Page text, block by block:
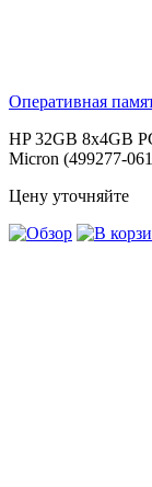
Оперативная
HP 32GB 8x4GB
Micron (499277-
Цену уточняйте